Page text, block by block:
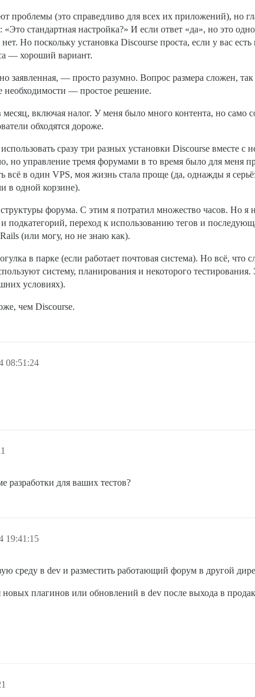
(это справедливо для всех их приложений), но
стандартная настройка?» И если ответ «да», но это
Но поскольку установка Discourse проста, если у вас
— хороший вариант.
заявленная, — просто разумно. Вопрос размера сложен,
необходимости — простое решение.
включая налог. У меня было много контента, но само
обходятся дороже.
сразу три разных установки Discourse вместе с
но управление тремя форумами в то время было для меня
всё в один VPS, моя жизнь стала проще (да, однажды я
в одной корзине).
форума. С этим я потратил множество часов. Но я
переход к использованию тегов и
(или могу, но не знаю как).
в парке (если работает почтовая система). Но всё, что
систему, планирования и некоторого
условиях).
чем Discourse.
08:51:24
разработки для ваших тестов?
19:41:15
среду в dev и разместить работающий форум в другой
плагинов или обновлений в dev после выхода в